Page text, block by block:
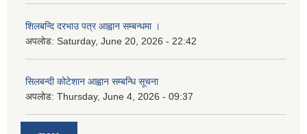
शिलबन्दि दरभाउ पत्र आह्वान सम्बन्धमा ।
अपलोड: Saturday, June 20, 2026 - 22:42
सिलबन्दी कोटेशान आह्वान सम्बन्धि सूचना
अपलोड: Thursday, June 4, 2026 - 09:37